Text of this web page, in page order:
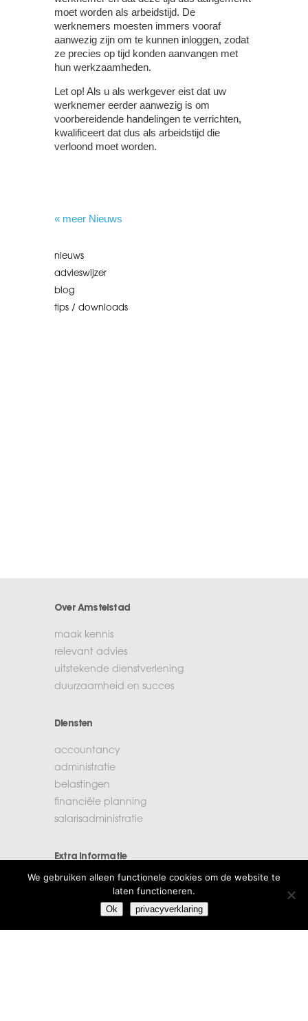
moet worden als arbeidstijd. De
werknemers moesten immers vooraf
aanwezig zijn om te kunnen inloggen, zodat
ze precies op tijd konden aanvangen met
hun werkzaamheden.
Let op! Als u als werkgever eist dat uw
werknemer eerder aanwezig is om
voorbereidende handelingen te verrichten,
kwalificeert dat dus als arbeidstijd die
verloond moet worden.
« meer Nieuws
nieuws
advieswijzer
blog
tips / downloads
Over Amstelstad
maak kennis
relevant advies
uitstekende dienstverlening
duurzaamheid en succes
Diensten
accountancy
administratie
belastingen
financiële planning
salarisadministratie
Extra informatie
vacatures
beroepsregels
We gebruiken alleen functionele cookies om de website te
laten functioneren.
Ok privacyverklaring